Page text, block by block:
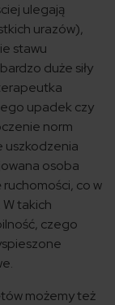
ulegają
urazów),
stawu
duże siły
upadek czy
norm
uszkodzenia
osoba
co w
takich
czego
możemy też